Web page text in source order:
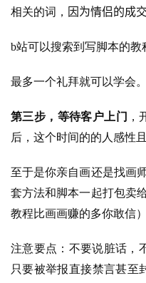
会
专
相关的词， 因为情侣的成
b站可以搜索到写脚本的教
最多一个礼拜就可以学会。
第三步，等待客户上门 ，
后，这个时间的的人感性
至于是你亲自画还是找画
套方法和脚本一起打包卖
教程比画画赚的多你敢信）
注意要点：不要说脏话，
只要被举报直接禁言甚至